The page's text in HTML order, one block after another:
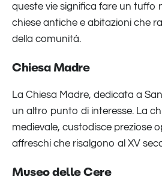
queste vie significa fare un tuffo
chiese antiche e abitazioni che
della comunità.
Chiesa Madre
La Chiesa Madre, dedicata a
un altro punto di interesse. La
medievale, custodisce preziose
affreschi che risalgono al XV
Museo delle Cere